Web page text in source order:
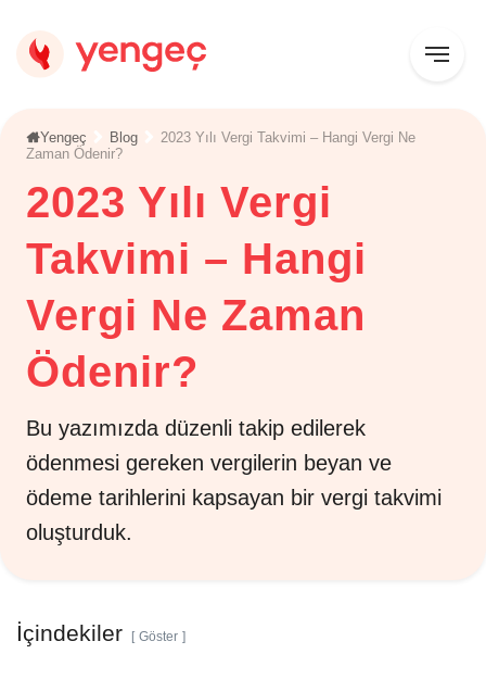
Yengeç Blog
2023 Yılı Vergi Takvimi – Hangi Vergi Ne
Zaman Ödenir?
2023 Yılı Vergi
Takvimi – Hangi
Vergi Ne Zaman
Ödenir?
Bu yazımızda düzenli takip edilerek
ödenmesi gereken vergilerin beyan ve
ödeme tarihlerini kapsayan bir vergi takvimi
oluşturduk.
İçindekiler Göster